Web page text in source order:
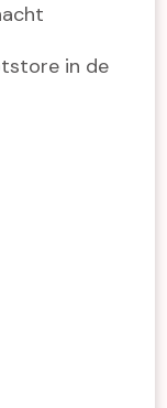
in de